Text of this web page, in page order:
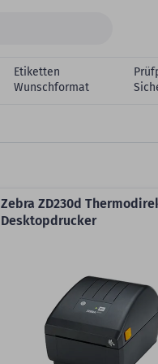
Etiketten
Wunschformat
Zebra ZD230d
Desktopdrucker